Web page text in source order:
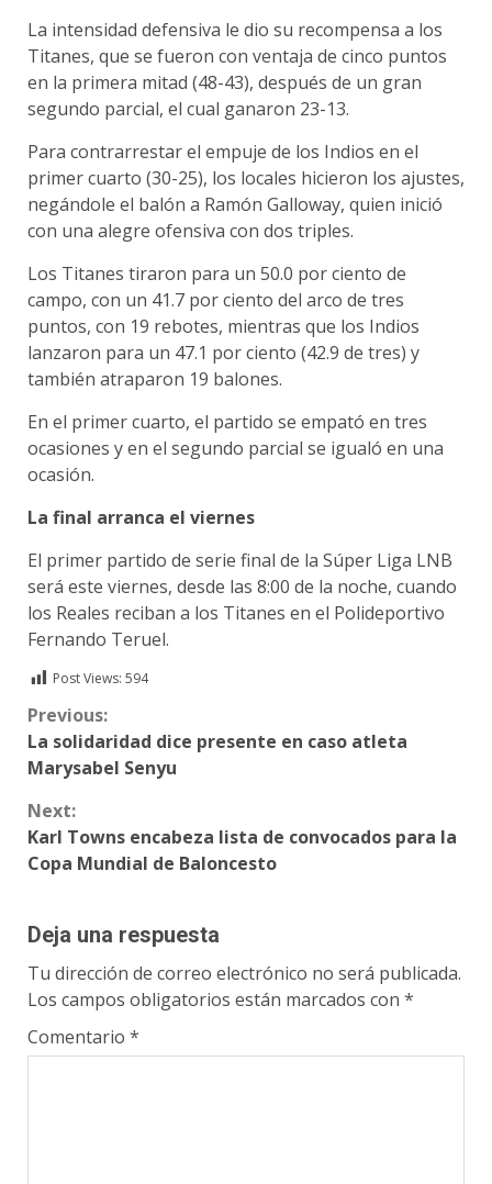
La intensidad defensiva le dio su recompensa a los
Titanes, que se fueron con ventaja de cinco puntos
en la primera mitad (48-43), después de un gran
segundo parcial, el cual ganaron 23-13.
Para contrarrestar el empuje de los Indios en el
primer cuarto (30-25), los locales hicieron los ajustes,
negándole el balón a Ramón Galloway, quien inició
con una alegre ofensiva con dos triples.
Los Titanes tiraron para un 50.0 por ciento de
campo, con un 41.7 por ciento del arco de tres
puntos, con 19 rebotes, mientras que los Indios
lanzaron para un 47.1 por ciento (42.9 de tres) y
también atraparon 19 balones.
En el primer cuarto, el partido se empató en tres
ocasiones y en el segundo parcial se igualó en una
ocasión.
La final arranca el viernes
El primer partido de serie final de la Súper Liga LNB
será este viernes, desde las 8:00 de la noche, cuando
los Reales reciban a los Titanes en el Polideportivo
Fernando Teruel.
Post Views: 594
Continue
Reading
Previous:
La solidaridad dice presente en caso atleta
Marysabel Senyu
Next:
Karl Towns encabeza lista de convocados para la
Copa Mundial de Baloncesto
Deja una respuesta
Tu dirección de correo electrónico no será publicada.
Los campos obligatorios están marcados con *
Comentario *